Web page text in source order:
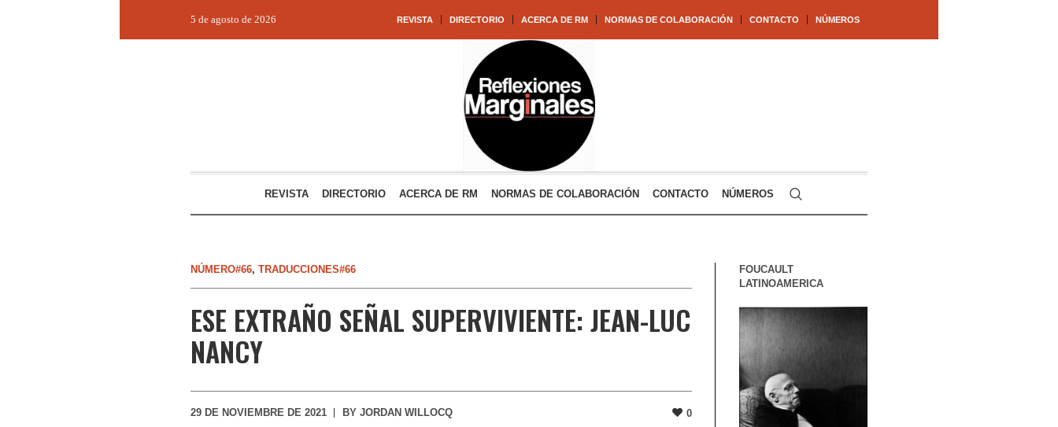
REVISTA DIRECTORIO ACERCA DE RM NORMAS DE COLABORACIÓN CONTACTO NÚMEROS
5 de agosto de 2026
REVISTA DIRECTORIO ACERCA DE RM NORMAS DE COLABORACIÓN CONTACTO NÚMEROS
NÚMERO#66, TRADUCCIONES#66
ESE EXTRAÑO SEÑAL SUPERVIVIENTE: JEAN-LUC
NANCY
29 DE NOVIEMBRE DE 2021 BY JORDAN WILLOCQ 0
FOUCAULT
LATINOAMERICA